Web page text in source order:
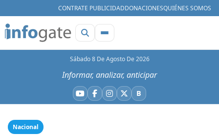
CONTRATE PUBLICIDADDONACIONESQUIÉNES SOMOS
Sábado 8 De Agosto De 2026
Informar, analizar, anticipar
YouTube
Facebook
Instagram
X BBluesky
Nacional